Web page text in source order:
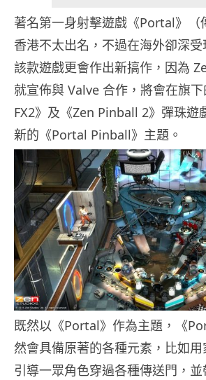
著名第一身射擊遊戲《Portal》（
香港不太出名，不過在海外卻深
該款遊戲更會作出新搞作，因為
就宣佈與 Valve 合作，將會在旗
FX2》及《Zen Pinball 2》彈珠遊
新的《Portal Pinball》主題。
既然以《Portal》作為主題，《
然會具備原著的各種元素，比如
引導一眾角色穿過各種傳送門，